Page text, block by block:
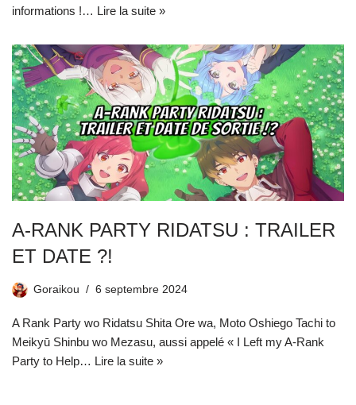
informations !… Lire la suite »
A-RANK PARTY RIDATSU : TRAILER
ET DATE ?!
Goraikou 6 septembre 2024
A Rank Party wo Ridatsu Shita Ore wa, Moto Oshiego Tachi to
Meikyū Shinbu wo Mezasu, aussi appelé « I Left my A-Rank
Party to Help… Lire la suite »